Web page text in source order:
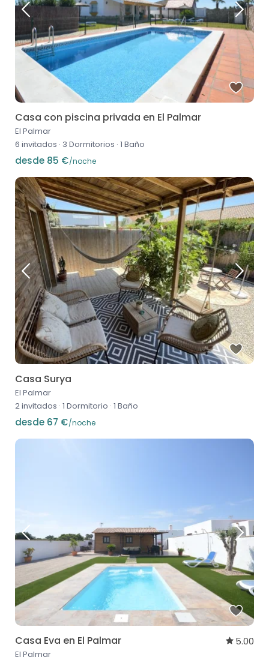
Casa con piscina privada en El Palmar
El Palmar
6 invitados · 3 Dormitorios · 1 Baño
desde 85 €/noche
Casa Surya
El Palmar
2 invitados · 1 Dormitorio · 1 Baño
desde 67 €/noche
Casa Eva en El Palmar 5.00
El Palmar